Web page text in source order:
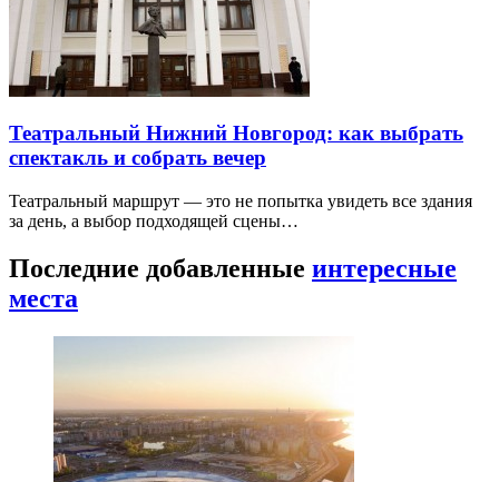
Театральный Нижний Новгород: как выбрать
спектакль и собрать вечер
Театральный маршрут — это не попытка увидеть все здания
за день, а выбор подходящей сцены…
Последние добавленные интересные
места